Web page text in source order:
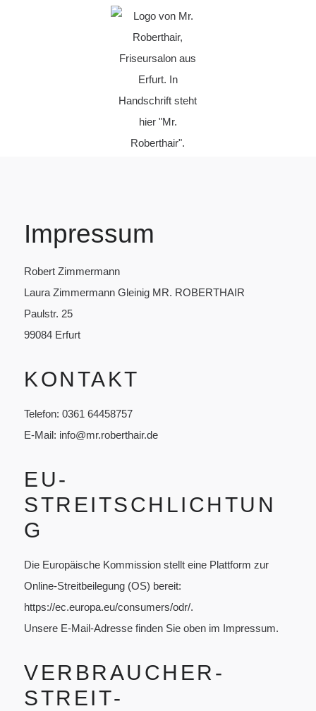
Impressum
Robert Zimmermann
Laura Zimmermann Gleinig MR. ROBERTHAIR
Paulstr. 25
99084 Erfurt
KONTAKT
Telefon: 0361 64458757
E-Mail: info@mr.roberthair.de
EU-
STREITSCHLICHTUN
G
Die Europäische Kommission stellt eine Plattform zur
Online-Streitbeilegung (OS) bereit:
https://ec.europa.eu/consumers/odr/.
Unsere E-Mail-Adresse finden Sie oben im Impressum.
VERBRAUCHER­
STREIT­